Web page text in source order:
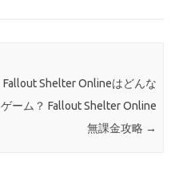
Fallout Shelter Onlineはどんな
ゲーム？ Fallout Shelter Online
無課金攻略 →